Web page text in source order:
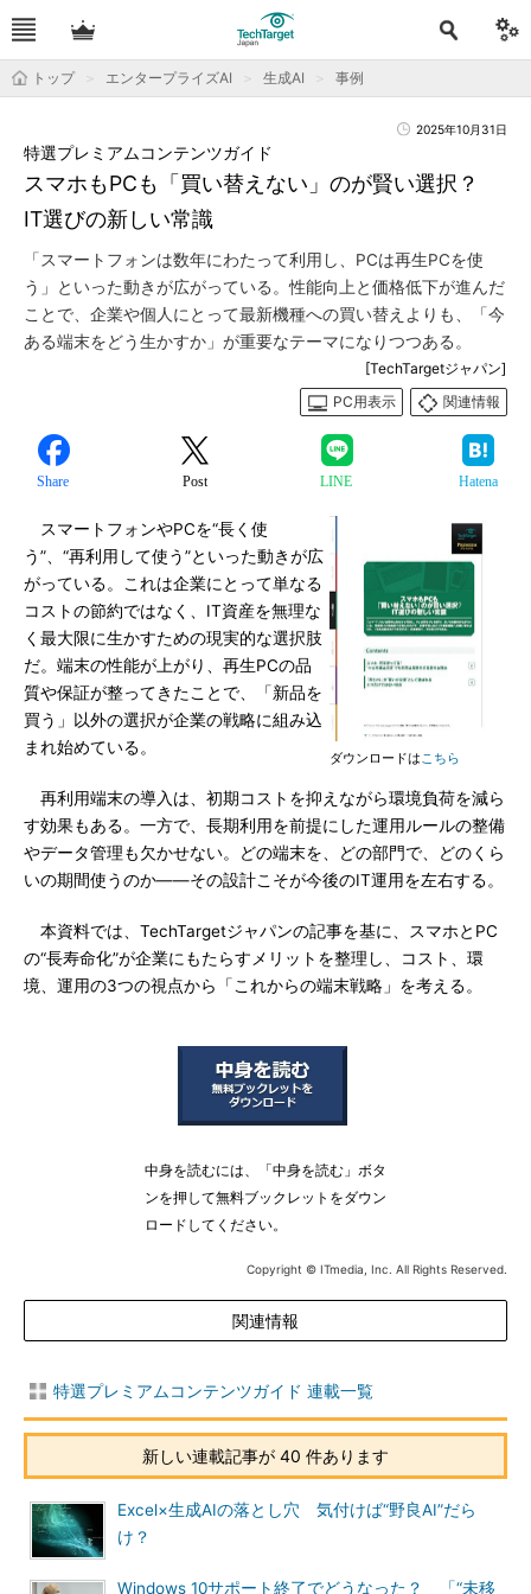
トップ エンタープライズAI 生成AI 事例
2025年10月31日
スマホもPCも「買い替えない」のが賢い選択？
IT選びの新しい常識
特選プレミアムコンテンツガイド
「スマートフォンは数年にわたって利用し、PCは再生PCを使
う」といった動きが広がっている。性能向上と価格低下が進んだ
ことで、企業や個人にとって最新機種への買い替えよりも、「今
ある端末をどう生かすか」が重要なテーマになりつつある。
[TechTargetジャパン]
PC用表示
関連情報
Share Post LINE Hatena
ダウンロードはこちら
スマートフォンやPCを“長く使
う”、“再利用して使う”といった動きが広
がっている。これは企業にとって単なる
コストの節約ではなく、IT資産を無理な
く最大限に生かすための現実的な選択肢
だ。端末の性能が上がり、再生PCの品
質や保証が整ってきたことで、「新品を
買う」以外の選択が企業の戦略に組み込
まれ始めている。
再利用端末の導入は、初期コストを抑えながら環境負荷を減ら
す効果もある。一方で、長期利用を前提にした運用ルールの整備
やデータ管理も欠かせない。どの端末を、どの部門で、どのくら
いの期間使うのか――その設計こそが今後のIT運用を左右する。
本資料では、TechTargetジャパンの記事を基に、スマホとPC
の“長寿命化”が企業にもたらすメリットを整理し、コスト、環
境、運用の3つの視点から「これからの端末戦略」を考える。
中身を読むには、「中身を読む」ボタ
ンを押して無料ブックレットをダウン
ロードしてください。
Copyright © ITmedia, Inc. All Rights Reserved.
関連情報
特選プレミアムコンテンツガイド 連載一覧
新しい連載記事が 40 件あります
Excel×生成AIの落とし穴 気付けば“野良AI”だら
け？
Windows 10サポート終了でどうなった？ 「“未移